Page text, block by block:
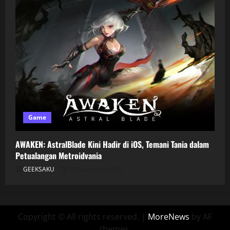
Game
AWAKEN: AstralBlade Kini Hadir di iOS, Temani Tania dalam
Petualangan Metroidvania
GEEKSAKU
Copyright © All rights reserved. | MoreNews by AF